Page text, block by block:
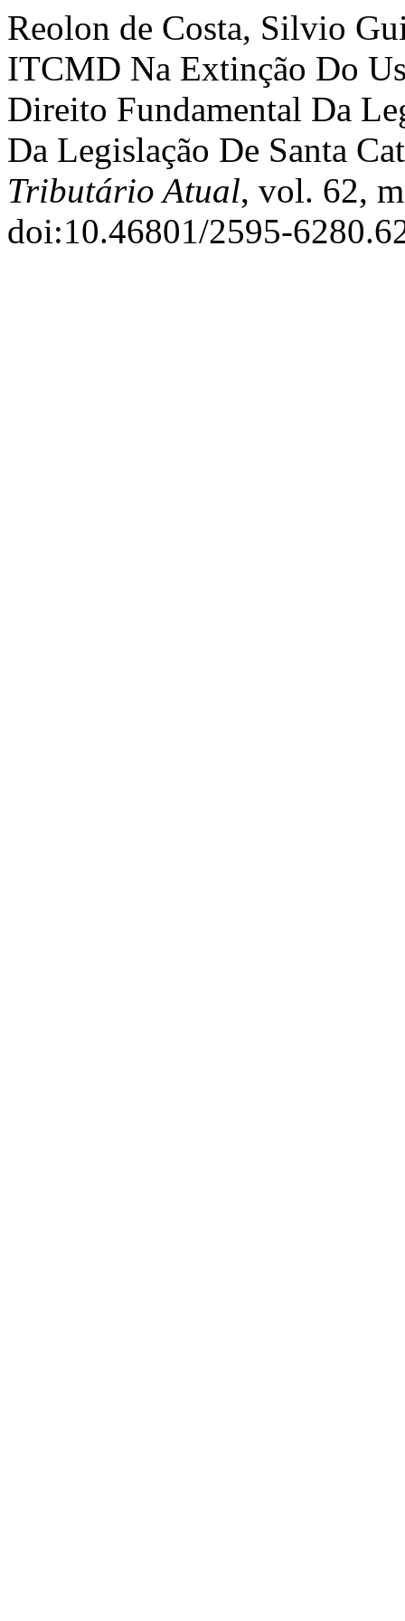
Reolon de Costa, Silvio
ITCMD Na Extinção Do
Direito Fundamental Da
Da Legislação De Santa
Tributário Atual, vol. 62,
doi:10.46801/2595-